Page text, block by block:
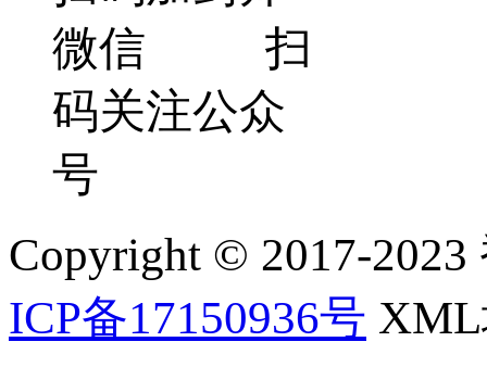
微信 扫
码关注公众
号
Copyright © 2017-2023
ICP备17150936号